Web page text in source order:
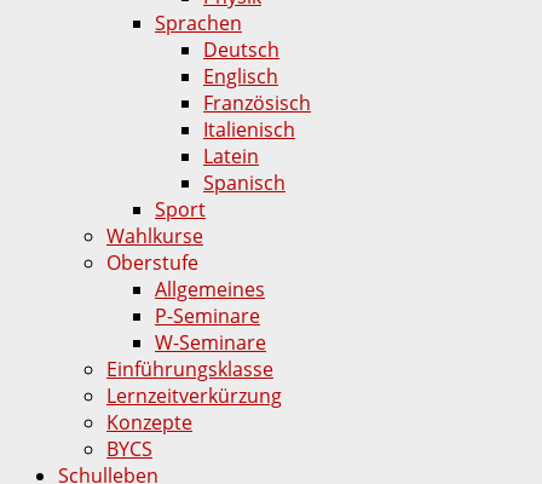
Sprachen
Deutsch
Englisch
Französisch
Italienisch
Latein
Spanisch
Sport
Wahlkurse
Oberstufe
Allgemeines
P-Seminare
W-Seminare
Einführungsklasse
Lernzeitverkürzung
Konzepte
BYCS
Schulleben